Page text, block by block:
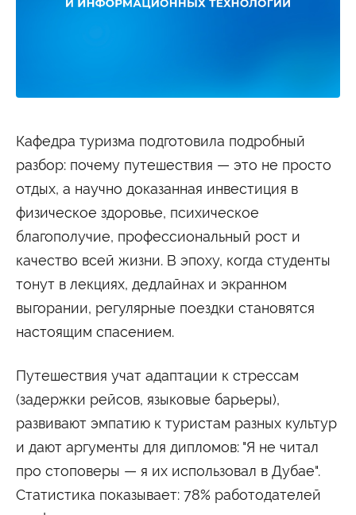
Новости и Объявления
Фотогалерея
Второе высшее
Формы обучения
Очная форма обучения
Очно-заочная форма обучения
Мероприятия
Дни открытых дверей
Контакты
+7 (495) 795-00-11 +7 (495) 795-00-10
 
Кафедра туризма подготовила подробный
разбор: почему путешествия — это не просто
отдых, а научно доказанная инвестиция в
физическое здоровье, психическое
благополучие, профессиональный рост и
качество всей жизни. В эпоху, когда студенты
тонут в лекциях, дедлайнах и экранном
выгорании, регулярные поездки становятся
настоящим спасением.
Путешествия учат адаптации к стрессам
(задержки рейсов, языковые барьеры),
развивают эмпатию к туристам разных культур
и дают аргументы для дипломов: "Я не читал
про стоповеры — я их использовал в Дубае".
Статистика показывает: 78% работодателей